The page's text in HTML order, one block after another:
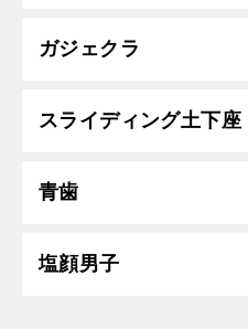
ガジェクラ
スライディング土下座
青歯
塩顔男子